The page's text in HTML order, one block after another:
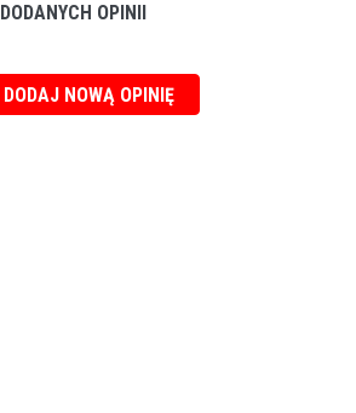
DODANYCH OPINII
DODAJ NOWĄ OPINIĘ